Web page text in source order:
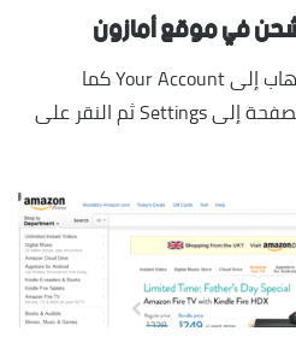
في موقع أمازون
لإضافة عناوين الشحن يتم الذهاب إلى Your Account كما
بالخطوة السابقة، ثم أسفل الصفحة إلى Settings ثم النقر على